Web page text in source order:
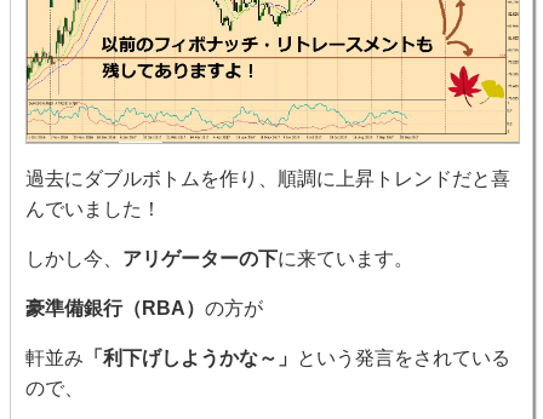
過去にダブルボトムを作り、順調に上昇トレンドだと喜
んでいました！
しかし今、 アリゲーターの下に来ています。
豪準備銀行（RBA） の方が
軒並み 「利下げしようかな～」
という発言をされている
ので、